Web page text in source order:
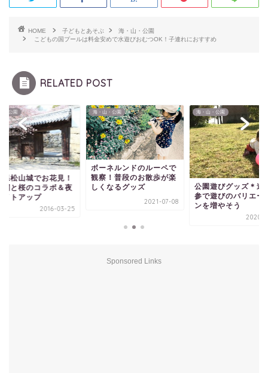
HOME 子どもとあそぶ
海・山・公園
こどもの国プールは料金安めで水遊びおむつOK！子連れにおすすめ
RELATED POST
・公園
県松山城でお花見！
閣と桜のコラボ＆夜
イトアップ
2016-03-25
海・山・公園
ボーネルンドのルーペで
観察！普段のお散歩が楽
しくなるグッズ
2021-07-08
海・山・公園
公園遊びグッズ＊道
参で遊びのバリエー
ンを増やそう
2020-
Sponsored Links